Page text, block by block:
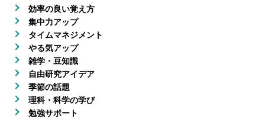
効率の良い覚え方
集中力アップ
タイムマネジメント
やる気アップ
雑学・豆知識
自由研究アイデア
季節の話題
理科・科学の学び
勉強サポート